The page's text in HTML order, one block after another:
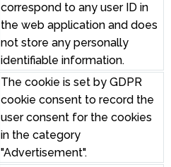
correspond to any user ID in
the web application and does
not store any personally
identifiable information.
The cookie is set by GDPR
cookie consent to record the
user consent for the cookies
in the category
"Advertisement".